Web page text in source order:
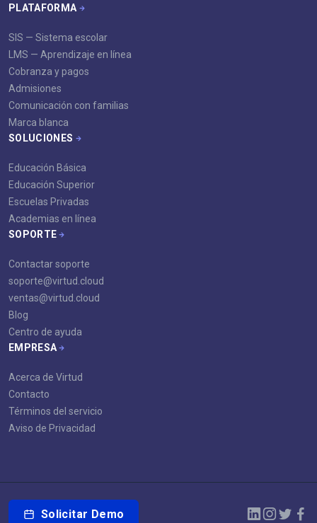
PLATAFORMA
SIS — Sistema escolar
LMS — Aprendizaje en línea
Cobranza y pagos
Admisiones
Comunicación con familias
Marca blanca
SOLUCIONES
Educación Básica
Educación Superior
Escuelas Privadas
Academias en línea
SOPORTE
Contactar soporte
soporte@virtud.cloud
ventas@virtud.cloud
Blog
Centro de ayuda
EMPRESA
Acerca de Virtud
Contacto
Términos del servicio
Aviso de Privacidad
Solicitar Demo